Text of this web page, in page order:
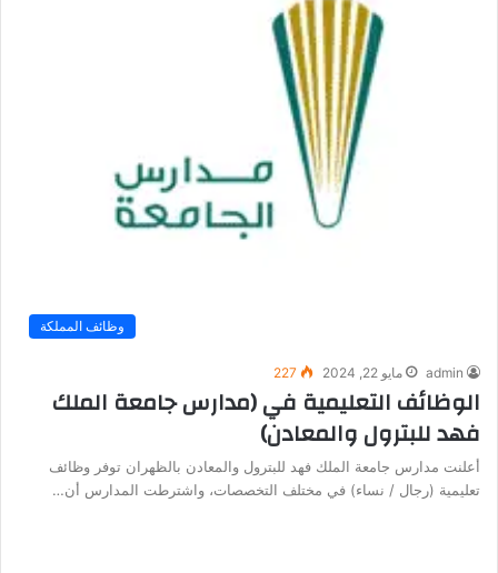
وظائف المملكة
admin مايو 22, 2024 227
الوظائف التعليمية في (مدارس جامعة الملك
فهد للبترول والمعادن)
أعلنت مدارس جامعة الملك فهد للبترول والمعادن بالظهران توفر وظائف
تعليمية (رجال / نساء) في مختلف التخصصات، واشترطت المدارس أن…